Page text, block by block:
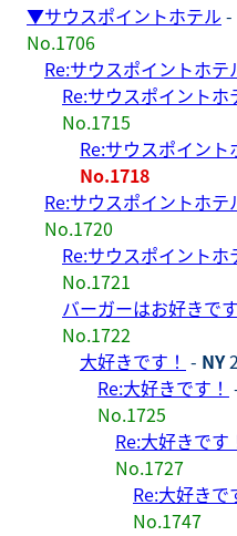
▼サウスポイントホテル -
No.1706
Re:サウスポイントホテ
Re:サウスポイントホ
No.1715
Re:サウスポイント
No.1718
Re:サウスポイントホテ
No.1720
Re:サウスポイントホ
No.1721
バーガーはお好きで
No.1722
大好きです！ - NY
Re:大好きです！
No.1725
Re:大好きです
No.1727
Re:大好きで
No.1747